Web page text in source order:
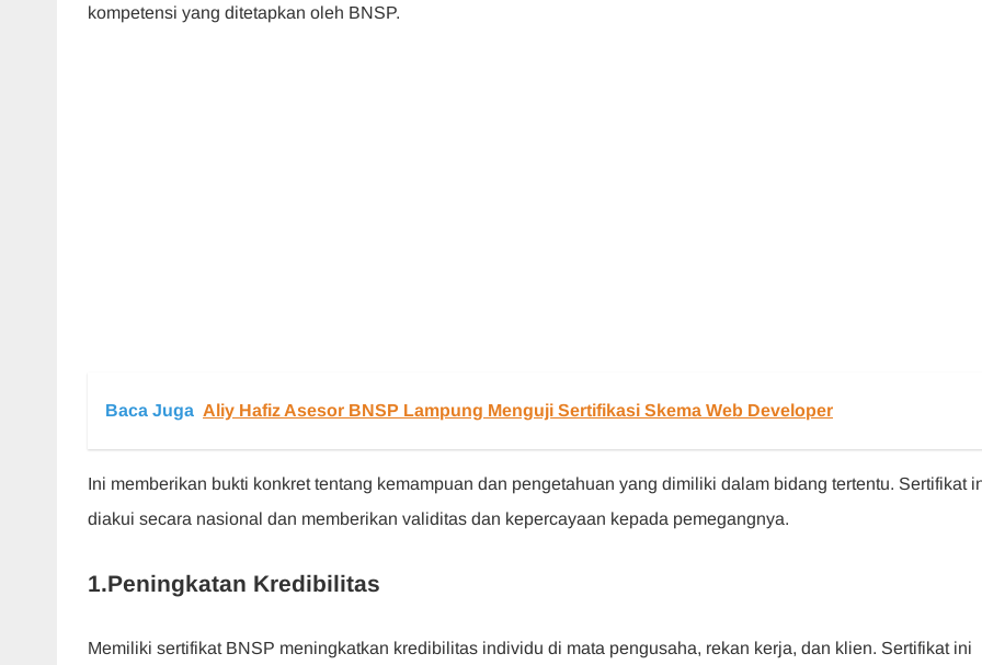
kompetensi yang ditetapkan oleh BNSP.
Baca Juga Aliy Hafiz Asesor BNSP Lampung Menguji Sertifikasi Skema Web Developer
Ini memberikan bukti konkret tentang kemampuan dan pengetahuan yang dimiliki dalam bidang tertentu. Sertifikat
diakui secara nasional dan memberikan validitas dan kepercayaan kepada pemegangnya.
1.Peningkatan Kredibilitas
Memiliki sertifikat BNSP meningkatkan kredibilitas individu di mata pengusaha, rekan kerja, dan klien. Sertifikat ini